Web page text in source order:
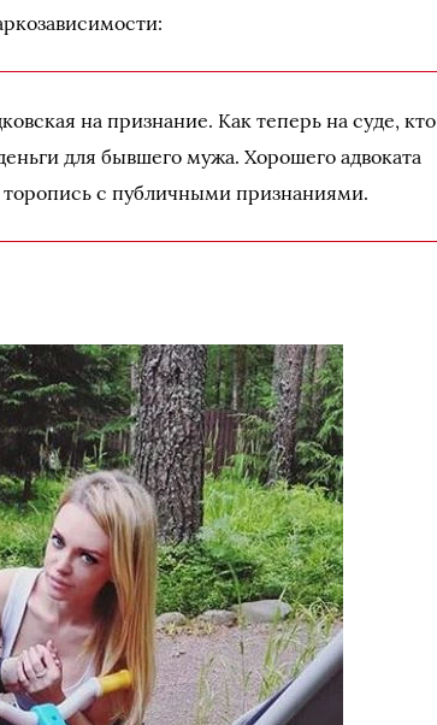
на признание. Как теперь на суде, кто
для бывшего мужа. Хорошего адвоката
торопись с публичными признаниями.